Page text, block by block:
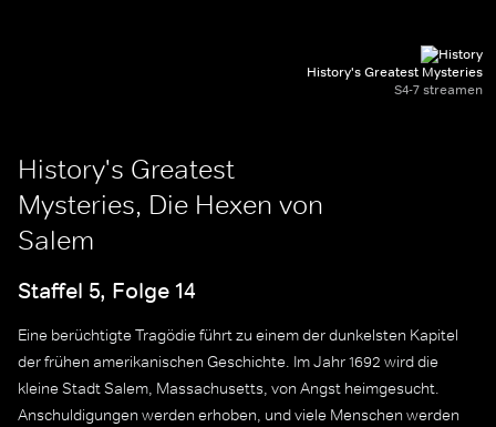
History's Greatest Mysteries
S4-7 streamen
History's Greatest
Mysteries, Die Hexen von
Salem
Staffel 5, Folge 14
Eine berüchtigte Tragödie führt zu einem der dunkelsten Kapitel
der frühen amerikanischen Geschichte. Im Jahr 1692 wird die
kleine Stadt Salem, Massachusetts, von Angst heimgesucht.
Anschuldigungen werden erhoben, und viele Menschen werden